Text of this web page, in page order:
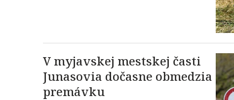
V myjavskej mestskej časti
Junasovia dočasne obmedzia
premávku